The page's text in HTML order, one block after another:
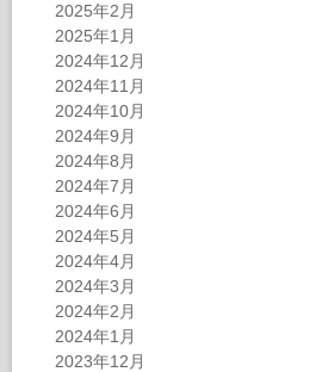
2025年2月
2025年1月
2024年12月
2024年11月
2024年10月
2024年9月
2024年8月
2024年7月
2024年6月
2024年5月
2024年4月
2024年3月
2024年2月
2024年1月
2023年12月